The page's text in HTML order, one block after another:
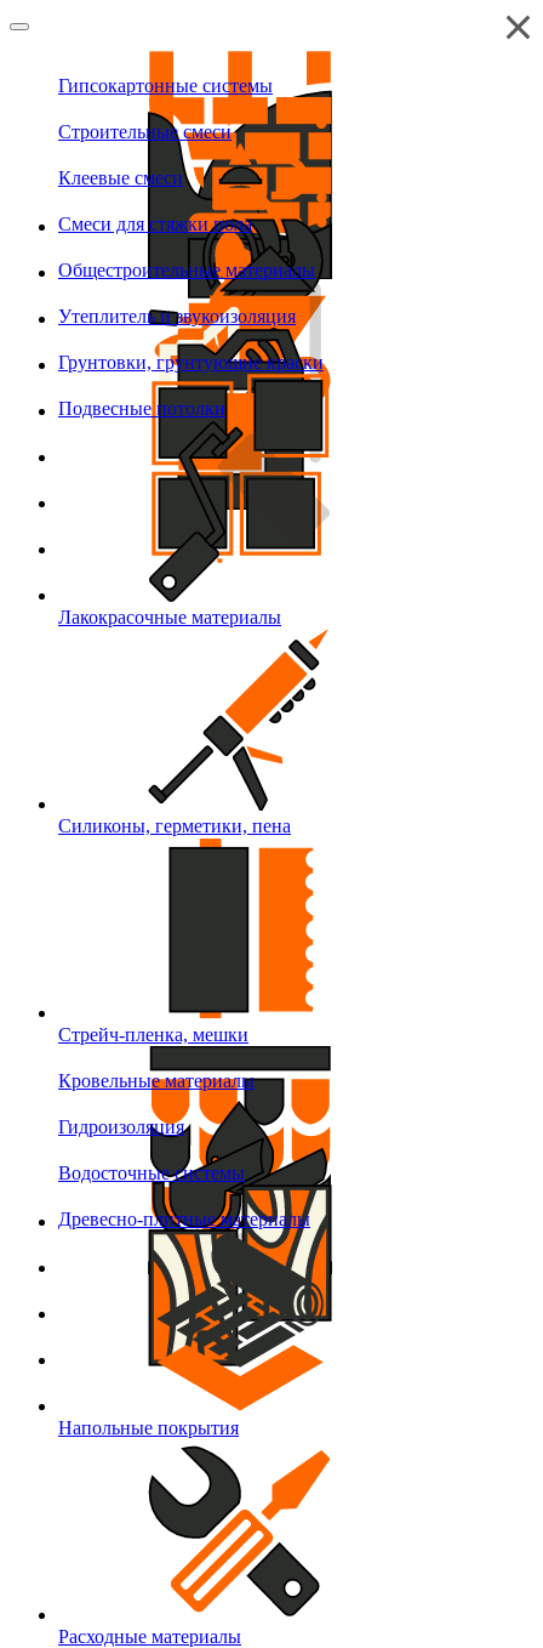
Гипсокартонные системы
Строительные смеси
Клеевые смеси
Смеси для стяжки пола
Общестроительные материалы
Утеплитель и звукоизоляция
Грунтовки, грунтующие краски
Подвесные потолки
Лакокрасочные материалы
Силиконы, герметики, пена
Стрейч-пленка, мешки
Кровельные материалы
Гидроизоляция
Водосточные системы
Древесно-плитные материалы
Напольные покрытия
Расходные материалы